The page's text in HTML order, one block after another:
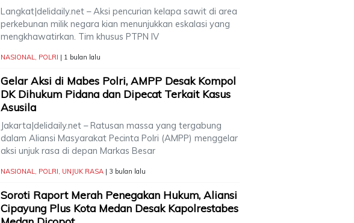
Langkat|delidaily.net – Aksi pencurian kelapa sawit di area
perkebunan milik negara kian menunjukkan eskalasi yang
mengkhawatirkan. Tim khusus PTPN IV
NASIONAL, POLRI | 1 bulan lalu
Gelar Aksi di Mabes Polri, AMPP Desak Kompol
DK Dihukum Pidana dan Dipecat Terkait Kasus
Asusila
Jakarta|delidaily.net – Ratusan massa yang tergabung
dalam Aliansi Masyarakat Pecinta Polri (AMPP) menggelar
aksi unjuk rasa di depan Markas Besar
NASIONAL, POLRI, UNJUK RASA | 3 bulan lalu
Soroti Raport Merah Penegakan Hukum, Aliansi
Cipayung Plus Kota Medan Desak Kapolrestabes